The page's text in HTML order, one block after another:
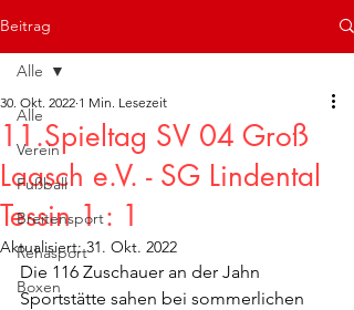
Beitrag
Alle
Verein
Fußball
Breitensport
Rehasport
Boxen
Alle
11.Spieltag SV 04 Groß
Laasch e.V. - SG Lindental
Tessin 1 : 1
30. Okt. 2022 1 Min. Lesezeit
Aktualisiert:31. Okt. 2022
Die 116 Zuschauer an der Jahn
Sportstätte sahen bei sommerlichen